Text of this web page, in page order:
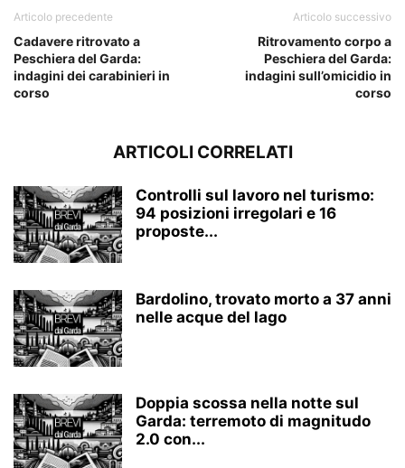
Articolo precedente
Cadavere ritrovato a
Peschiera del Garda:
indagini dei carabinieri in
corso
Articolo successivo
Ritrovamento corpo a
Peschiera del Garda:
indagini sull’omicidio in
corso
ARTICOLI CORRELATI
Controlli sul lavoro nel turismo:
94 posizioni irregolari e 16
proposte...
Bardolino, trovato morto a 37 anni
nelle acque del lago
Doppia scossa nella notte sul
Garda: terremoto di magnitudo
2.0 con...